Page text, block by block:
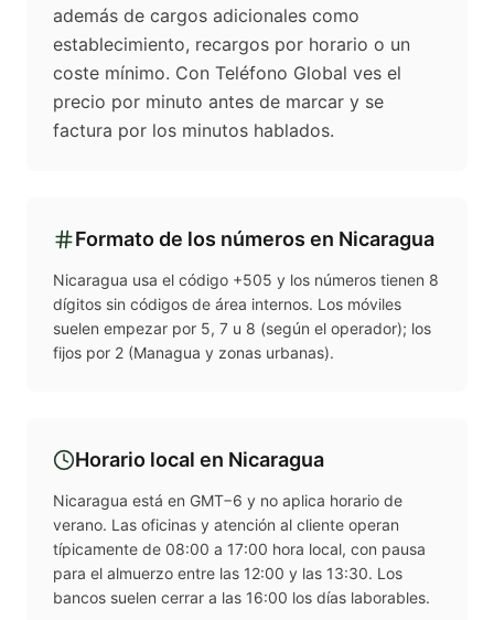
además de cargos adicionales como
establecimiento, recargos por horario o un
coste mínimo. Con Teléfono Global ves el
precio por minuto antes de marcar y se
factura por los minutos hablados.
Formato de los números en Nicaragua
Nicaragua usa el código +505 y los números tienen 8
dígitos sin códigos de área internos. Los móviles
suelen empezar por 5, 7 u 8 (según el operador); los
fijos por 2 (Managua y zonas urbanas).
Horario local en Nicaragua
Nicaragua está en GMT−6 y no aplica horario de
verano. Las oficinas y atención al cliente operan
típicamente de 08:00 a 17:00 hora local, con pausa
para el almuerzo entre las 12:00 y las 13:30. Los
bancos suelen cerrar a las 16:00 los días laborables.